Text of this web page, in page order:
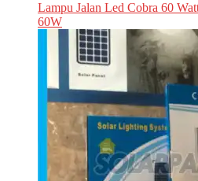
Lampu Jalan Led Cobra 60
60W